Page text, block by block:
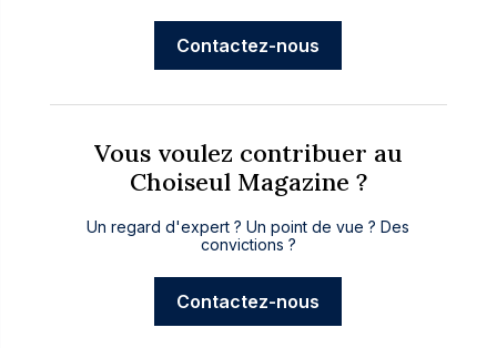
Contactez-nous
Vous voulez contribuer au
Choiseul Magazine ?
Un regard d'expert ? Un point de vue ? Des
convictions ?
Contactez-nous